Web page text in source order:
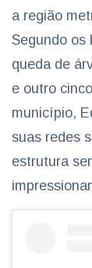
a região
Segundo os
queda de
e outro
município,
suas redes
estrutura